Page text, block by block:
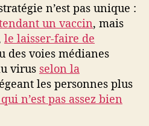
n’est pas unique :
un vaccin, mais
le laisser-faire de
des voies médianes
virus selon la
les personnes plus
n’est pas assez bien